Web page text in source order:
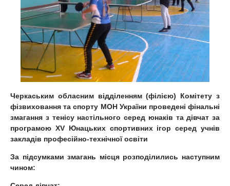
Черкаським обласним відділенням (філією) Комітету з
фізвиховання та спорту МОН України проведені фінальні
змагання з тенісу настільного серед юнаків та дівчат за
програмою ХV Юнацьких спортивних ігор серед учнів
закладів професійно-технічноїосвіти
За підсумками змагань місця розподілились наступним
чином: